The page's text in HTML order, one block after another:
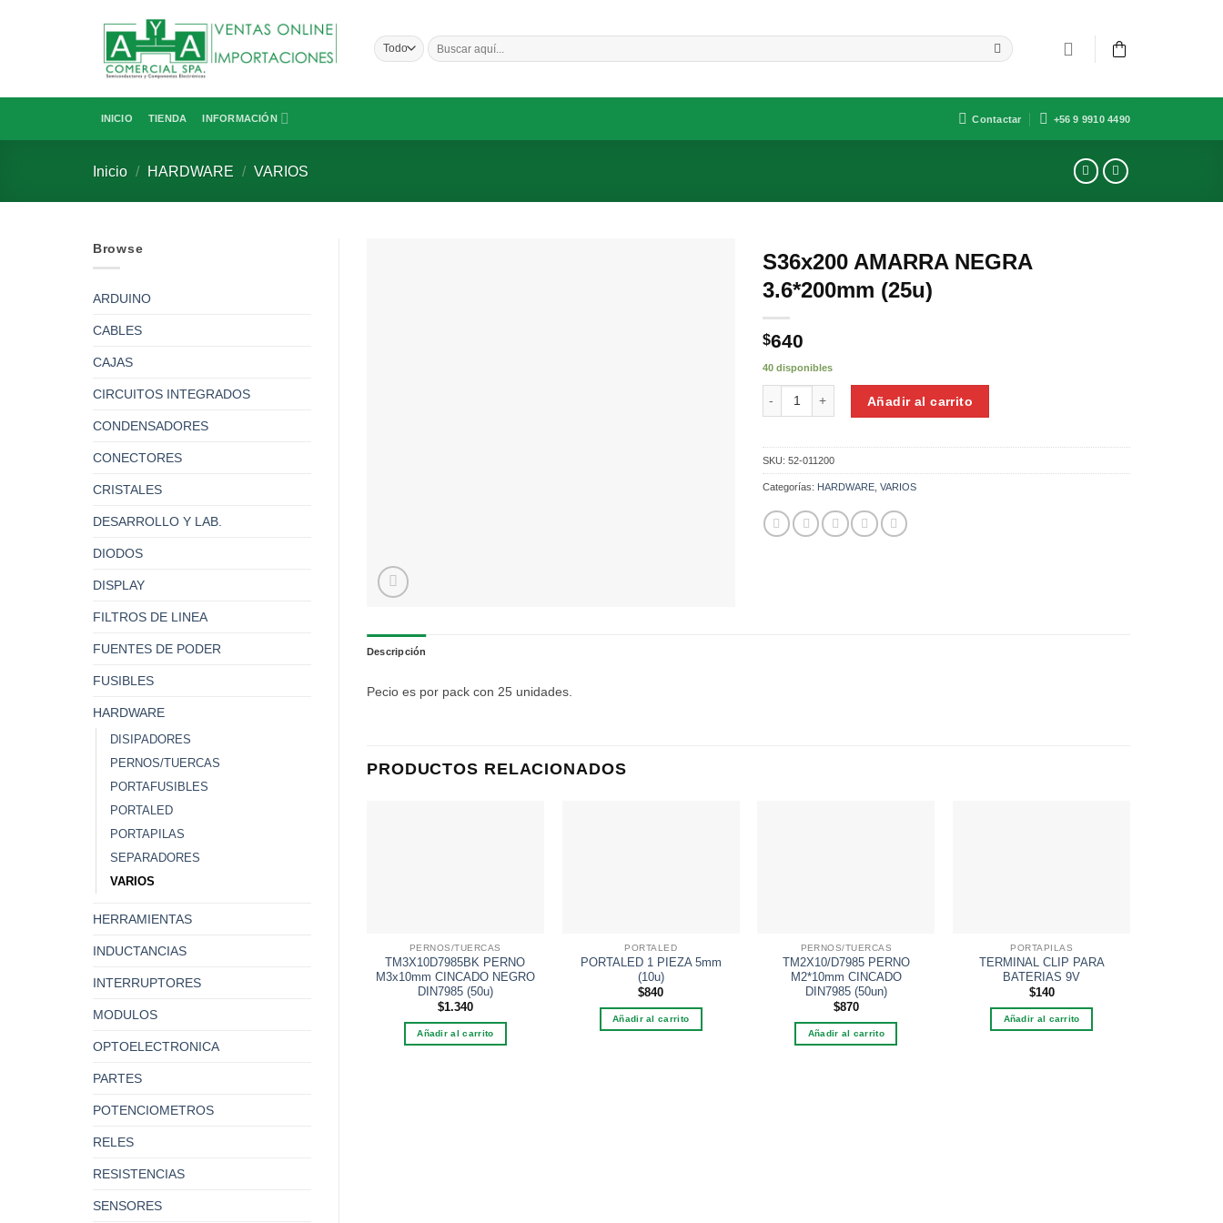
Buscar
por:
INICIO TIENDA INFORMACIÓN Contactar +56 9 9910 4490
Inicio / HARDWARE / VARIOS
Browse
ARDUINO
CABLES
CAJAS
CIRCUITOS INTEGRADOS
CONDENSADORES
CONECTORES
CRISTALES
DESARROLLO Y LAB.
DIODOS
DISPLAY
FILTROS DE LINEA
FUENTES DE PODER
FUSIBLES
HARDWARE
DISIPADORES
PERNOS/TUERCAS
PORTAFUSIBLES
PORTALED
PORTAPILAS
SEPARADORES
VARIOS
HERRAMIENTAS
INDUCTANCIAS
INTERRUPTORES
MODULOS
OPTOELECTRONICA
PARTES
POTENCIOMETROS
RELES
RESISTENCIAS
SENSORES
S36x200 AMARRA NEGRA
3.6*200mm (25u)
$640
40 disponibles
Añadir al carrito
SKU: 52-011200
Categorías: HARDWARE, VARIOS
Descripción
Pecio es por pack con 25 unidades.
PRODUCTOS RELACIONADOS
PERNOS/TUERCAS
TM3X10D7985BK PERNO
M3x10mm CINCADO NEGRO
DIN7985 (50u)
$1.340
Añadir al carrito
PORTALED
PORTALED 1 PIEZA 5mm
(10u)
$840
Añadir al carrito
PERNOS/TUERCAS
TM2X10/D7985 PERNO
M2*10mm CINCADO
DIN7985 (50un)
$870
Añadir al carrito
PORTAPILAS
TERMINAL CLIP PARA
BATERIAS 9V
$140
Añadir al carrito